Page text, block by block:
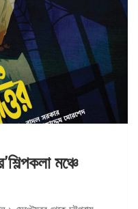
মঞ্চে